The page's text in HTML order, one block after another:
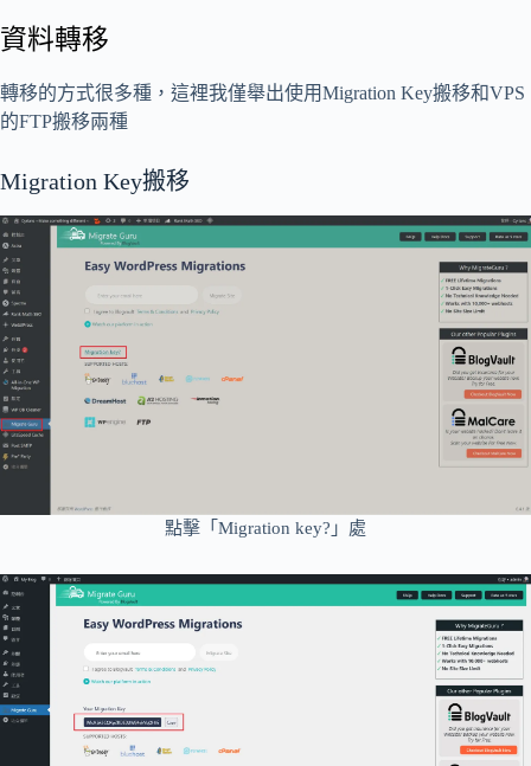
資料轉移
轉移的方式很多種，這裡我僅舉出使用Migration Key搬移和VPS
的FTP搬移兩種
Migration Key搬移
點擊「Migration key?」處